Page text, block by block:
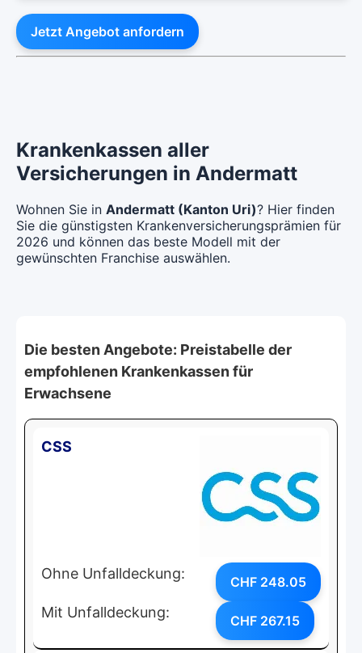
Jetzt Angebot anfordern
Krankenkassen aller
Versicherungen in Andermatt
Wohnen Sie in Andermatt (Kanton Uri)? Hier finden
Sie die günstigsten Krankenversicherungsprämien für
2026 und können das beste Modell mit der
gewünschten Franchise auswählen.
Die besten Angebote: Preistabelle der
empfohlenen Krankenkassen für
Erwachsene
CSS
Ohne Unfalldeckung: CHF 248.05
Mit Unfalldeckung: CHF 267.15